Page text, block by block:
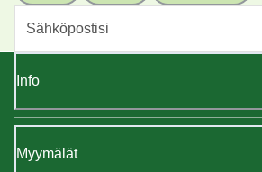
Info
Myymälät